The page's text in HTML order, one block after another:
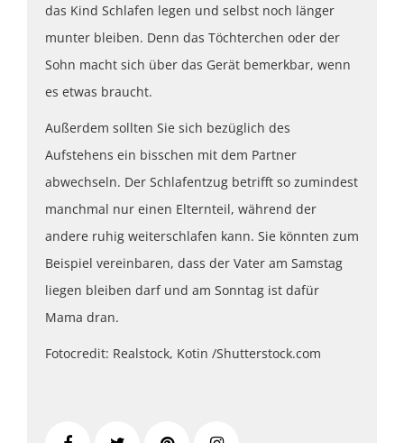
das Kind Schlafen legen und selbst noch länger
munter bleiben. Denn das Töchterchen oder der
Sohn macht sich über das Gerät bemerkbar, wenn
es etwas braucht.
Außerdem sollten Sie sich bezüglich des
Aufstehens ein bisschen mit dem Partner
abwechseln. Der Schlafentzug betrifft so zumindest
manchmal nur einen Elternteil, während der
andere ruhig weiterschlafen kann. Sie könnten zum
Beispiel vereinbaren, dass der Vater am Samstag
liegen bleiben darf und am Sonntag ist dafür
Mama dran.
Fotocredit: Realstock, Kotin /Shutterstock.com